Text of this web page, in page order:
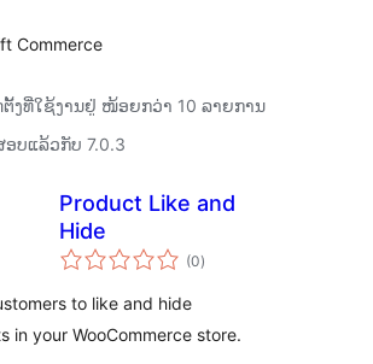
Commerce
ງທີ່ໃຊ້ງານຢູ່ ໜ້ອຍກວ່າ 10 ລາຍການ
ອບແລ້ວກັບ 7.0.3
Product Like and
Hide
(0ຄະແນນ
ທັງໝົດ
)
to like and hide
in your WooCommerce store.